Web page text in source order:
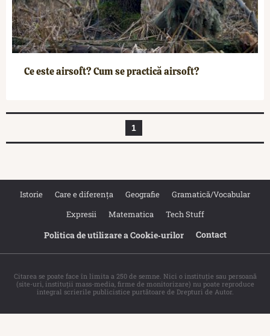
Ce este airsoft? Cum se practică airsoft?
1
Istorie Care e diferența Geografie
Gramatică/Vocabular
Expresii
Matematica Tech Stuff
Politica de utilizare a Cookie‐urilor Contact
Citarea se poate face în limita a 250 de semne. Nici o instituţie sau persoană
(site-uri, instituţii mass-media, firme de monitorizare) nu poate reproduce
integral scrierile publicistice purtătoare de Drepturi de Autor.